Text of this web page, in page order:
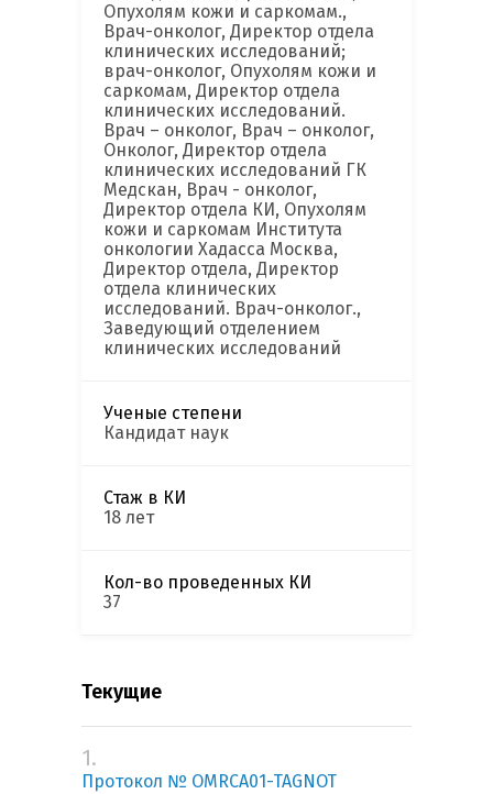
Опухолям кожи и саркомам.,
Врач-онколог, Директор отдела
клинических исследований;
врач-онколог, Опухолям кожи и
саркомам, Директор отдела
клинических исследований.
Врач – онколог, Врач – онколог,
Онколог, Директор отдела
клинических исследований ГК
Медскан, Врач - онколог,
Директор отдела КИ, Опухолям
кожи и саркомам Института
онкологии Хадасса Москва,
Директор отдела, Директор
отдела клинических
исследований. Врач-онколог.,
Заведующий отделением
клинических исследований
Ученые степени
Кандидат наук
Стаж в КИ
18 лет
Кол-во проведенных КИ
37
Текущие
1.
Протокол № OMRCA01-TAGNOT